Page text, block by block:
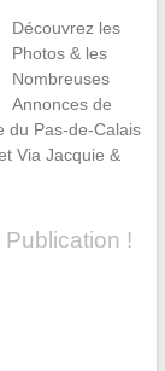
Découvrez les
Photos & les
Nombreuses
Annonces de
du Pas-de-Calais
Via Jacquie &
!